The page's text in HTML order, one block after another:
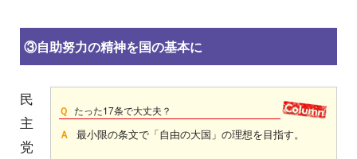
③自助努力の精神を国の基本に
Ｑ たった17条で大丈夫？
Ａ 最小限の条文で「自由の大国」の理想を目指す。
民
主
党